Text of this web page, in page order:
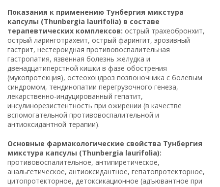
Показания к применению Тунбергия микстура
капсулы (Thunbergia laurifolia) в составе
терапевтических комплексов: острый трахеобронхит,
острый ларинготрахеит, острый фарингит, эрозивный
гастрит, нестероидная противовоспалительная
гастропатия, язвенная болезнь желудка и
двенадцатиперстной кишки в фазе обострения
(мукопротекция), остеохондроз позвоночника с болевым
синдромом, тендинопатии перегрузочного генеза,
лекарственно-индуцированный гепатит,
инсулинорезистентность при ожирении (в качестве
вспомогательной противовоспалительной и
антиоксидантной терапии).
Основные фармакологические свойства Тунбергия
микстура капсулы (Thunbergia laurifolia):
противовоспалительное, антипиретическое,
анальгетическое, антиоксидантное, гепатопротекторное,
цитопротекторное, детоксикационное (адъювантное при